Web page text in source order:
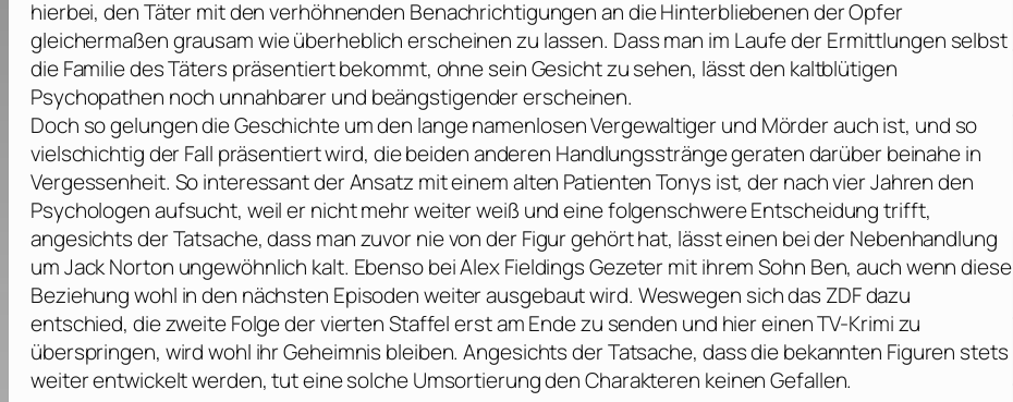
hierbei, den Täter mit den verhöhnenden Benachrichtigungen an die Hinterbliebenen der Opfer
gleichermaßen grausam wie überheblich erscheinen zu lassen. Dass man im Laufe der Ermittlungen selbst
die Familie des Täters präsentiert bekommt, ohne sein Gesicht zu sehen, lässt den kaltblütigen
Psychopathen noch unnahbarer und beängstigender erscheinen.
Doch so gelungen die Geschichte um den lange namenlosen Vergewaltiger und Mörder auch ist, und so
vielschichtig der Fall präsentiert wird, die beiden anderen Handlungsstränge geraten darüber beinahe in
Vergessenheit. So interessant der Ansatz mit einem alten Patienten Tonys ist, der nach vier Jahren den
Psychologen aufsucht, weil er nicht mehr weiter weiß und eine folgenschwere Entscheidung trifft,
angesichts der Tatsache, dass man zuvor nie von der Figur gehört hat, lässt einen bei der Nebenhandlung
um Jack Norton ungewöhnlich kalt. Ebenso bei Alex Fieldings Gezeter mit ihrem Sohn Ben, auch wenn diese
Beziehung wohl in den nächsten Episoden weiter ausgebaut wird. Weswegen sich das ZDF dazu
entschied, die zweite Folge der vierten Staffel erst am Ende zu senden und hier einen TV-Krimi zu
überspringen, wird wohl ihr Geheimnis bleiben. Angesichts der Tatsache, dass die bekannten Figuren stets
weiter entwickelt werden, tut eine solche Umsortierung den Charakteren keinen Gefallen.